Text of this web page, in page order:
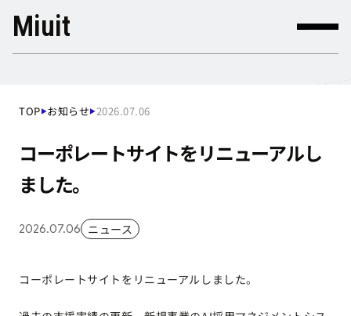
Miuit
TOP▶お知らせ▶2026.07.06
コーポレートサイトをリニューアルし
ました。
2026.07.06 ニュース
コーポレートサイトをリニューアルしました。